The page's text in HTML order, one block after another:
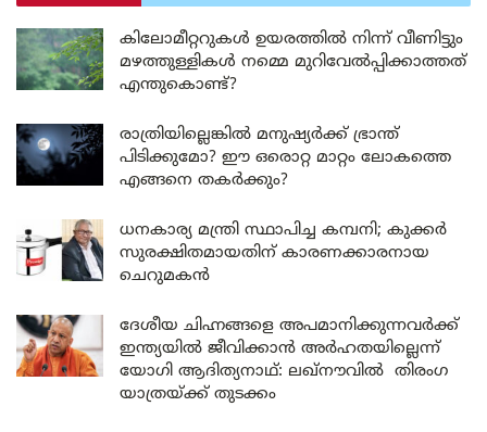
കിലോമീറ്ററുകൾ ഉയരത്തിൽ നിന്ന് വീണിട്ടും
മഴത്തുള്ളികൾ നമ്മെ മുറിവേൽപ്പിക്കാത്തത്
എന്തുകൊണ്ട്?
രാത്രിയില്ലെങ്കിൽ മനുഷ്യർക്ക് ഭ്രാന്ത്
പിടിക്കുമോ? ഈ ഒരൊറ്റ മാറ്റം ലോകത്തെ
എങ്ങനെ തകർക്കും?
ധനകാര്യ മന്ത്രി സ്ഥാപിച്ച കമ്പനി; കുക്കർ
സുരക്ഷിതമായതിന് കാരണക്കാരനായ
ചെറുമകൻ
ദേശീയ ചിഹ്നങ്ങളെ അപമാനിക്കുന്നവർക്ക്
ഇന്ത്യയിൽ ജീവിക്കാൻ അർഹതയില്ലെന്ന്
യോഗി ആദിത്യനാഥ്: ലഖ്‌നൗവിൽ തിരംഗ
യാത്രയ്ക്ക് തുടക്കം